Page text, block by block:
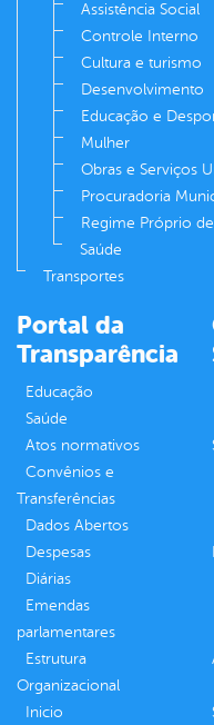
Assistência Social
Controle Interno
Cultura e turismo
Desenvolvimento
Educação e
Mulher
Obras e Serviços
Procuradoria
Regime Próprio
Saúde
Transportes
Portal da
Transparência
Educação
Saúde
Atos normativos
Convênios e
Transferências
Dados Abertos
Despesas
Diárias
Emendas
parlamentares
Estrutura
Organizacional
Inicio